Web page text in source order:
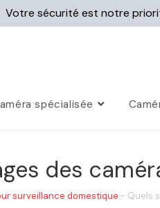
Votre sécurité est notre
spécialisée
des
surveillance domestique - Quels